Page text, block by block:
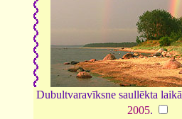
Dubultvaravīksne saullēkta
2005.